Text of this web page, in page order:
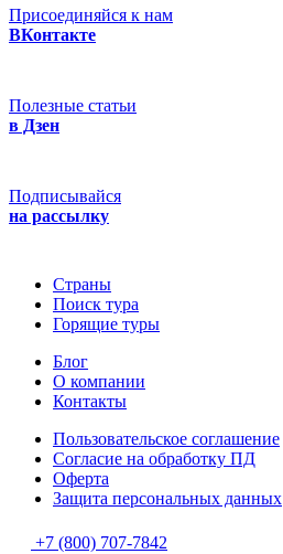
Присоединяйся к нам
ВКонтакте
Полезные статьи
в Дзен
Подписывайся
на рассылку
Страны
Поиск тура
Горящие туры
Блог
О компании
Контакты
Пользовательское соглашение
Согласие на обработку ПД
Оферта
Защитa персональных данных
+7 (800) 707-7842